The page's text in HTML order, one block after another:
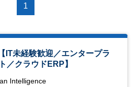
1
IT未経験歓迎／エンタープラ
／クラウドERP】
Intelligence